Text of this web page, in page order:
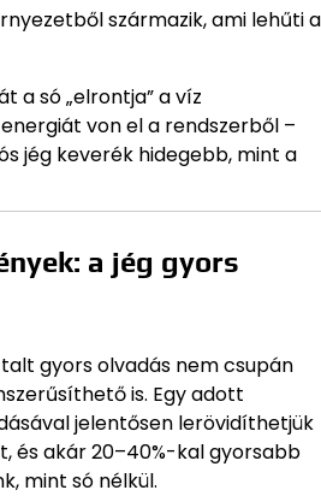
származik, ami lehűti a
a só „elrontja” a víz
von el a rendszerből –
jég keverék hidegebb, mint a
a jég gyors
gyors olvadás nem csupán
is. Egy adott
jelentősen lerövidíthetjük
és akár 20–40%-kal gyorsabb
mint só nélkül.